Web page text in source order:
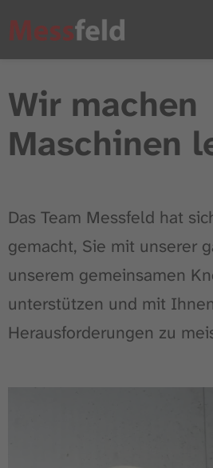
Wir machen
Maschinen
Das Team Messfeld hat
gemacht, Sie mit unserer
unserem gemeinsamen
unterstützen und mit
Herausforderungen zu